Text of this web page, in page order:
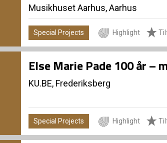
Musikhuset Aarhus, Aarhus
Special Projects Highlight
Else Marie Pade 100 år –
KU.BE, Frederiksberg
Special Projects Highlight